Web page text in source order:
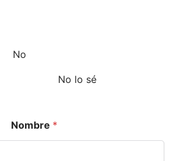
No
No lo sé
Nombre *